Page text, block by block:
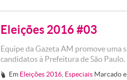
Eleições 2016 #03
Equipe da Gazeta AM promove uma
candidatos à Prefeitura de São
# Em Eleições 2016 Especiais Marcado